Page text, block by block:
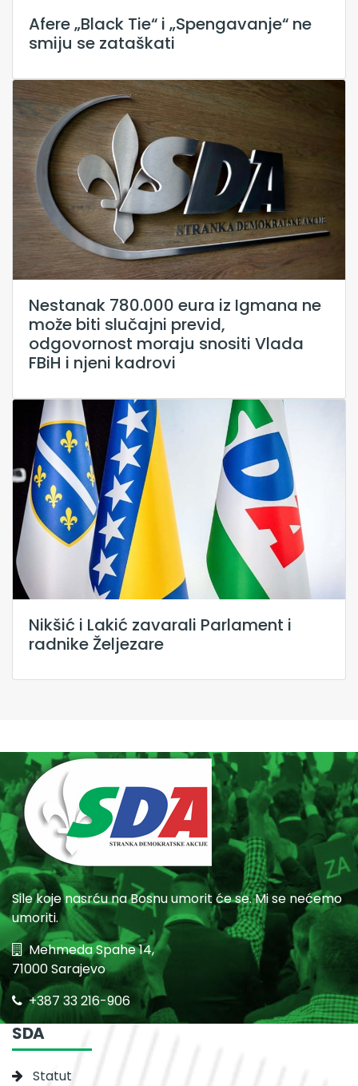
Afere „Black Tie“ i „Spengavanje“ ne
smiju se zataškati
Nestanak 780.000 eura iz Igmana ne
može biti slučajni previd,
odgovornost moraju snositi Vlada
FBiH i njeni kadrovi
Nikšić i Lakić zavarali Parlament i
radnike Željezare
Sile koje nasrću na Bosnu umorit će se. Mi se nećemo
umoriti.
Mehmeda Spahe 14,
71000 Sarajevo
+387 33 216-906
SDA
Statut